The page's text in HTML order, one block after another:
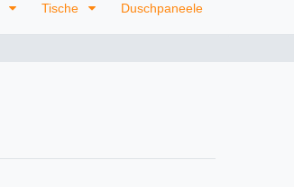
Tische Duschpaneele